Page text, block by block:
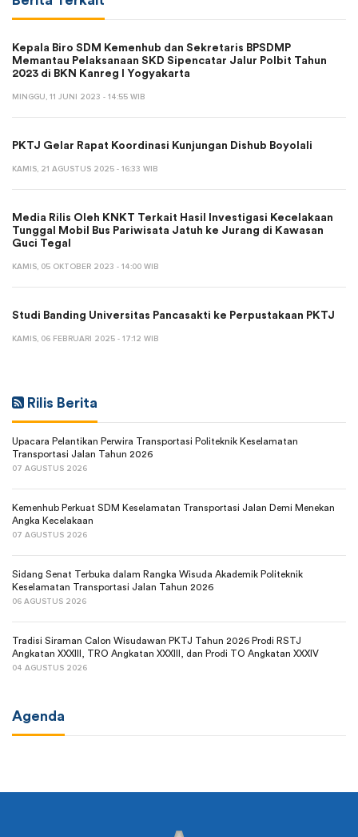
Kepala Biro SDM Kemenhub dan Sekretaris BPSDMP
Memantau Pelaksanaan SKD Sipencatar Jalur Polbit Tahun
2023 di BKN Kanreg I Yogyakarta
MINGGU, 11 JUNI 2023 - 14:55 WIB
PKTJ Gelar Rapat Koordinasi Kunjungan Dishub Boyolali
KAMIS, 21 AGUSTUS 2025 - 16:33 WIB
Media Rilis Oleh KNKT Terkait Hasil Investigasi Kecelakaan
Tunggal Mobil Bus Pariwisata Jatuh ke Jurang di Kawasan
Guci Tegal
KAMIS, 05 OKTOBER 2023 - 14:00 WIB
Studi Banding Universitas Pancasakti ke Perpustakaan PKTJ
KAMIS, 06 FEBRUARI 2025 - 17:12 WIB
Rilis Berita
Upacara Pelantikan Perwira Transportasi Politeknik Keselamatan
Transportasi Jalan Tahun 2026
07 AGUSTUS 2026
Kemenhub Perkuat SDM Keselamatan Transportasi Jalan Demi Menekan
Angka Kecelakaan
07 AGUSTUS 2026
Sidang Senat Terbuka dalam Rangka Wisuda Akademik Politeknik
Keselamatan Transportasi Jalan Tahun 2026
06 AGUSTUS 2026
Tradisi Siraman Calon Wisudawan PKTJ Tahun 2026 Prodi RSTJ
Angkatan XXXIII, TRO Angkatan XXXIII, dan Prodi TO Angkatan XXXIV
04 AGUSTUS 2026
Agenda